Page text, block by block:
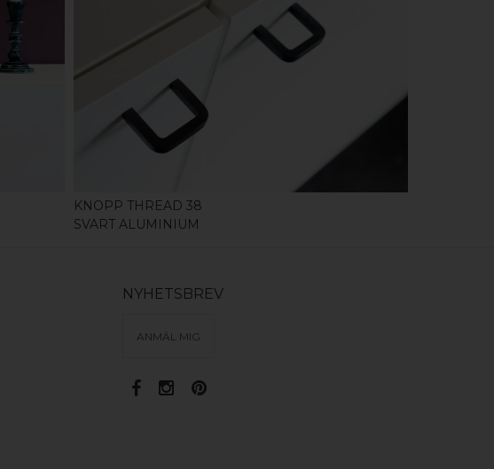
KNOPP THREAD 38
SVART ALUMINIUM
NYHETSBREV
ANMÄL MIG